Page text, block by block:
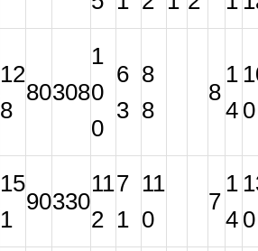
12
8
80308
1
0
0
6
3
8
8
8
1
4 0
15
1
90330
11
2
7
1
11
0
7
1
4 0